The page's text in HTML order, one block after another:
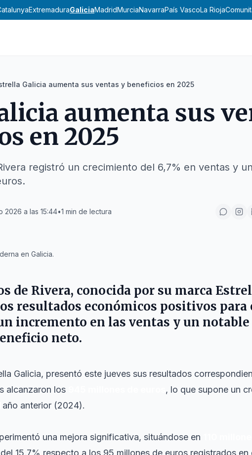
ExtremaduraGaliciaMadridMurciaNavarraPaís VascoLa Rioja
Galicia aumenta sus ventas y beneficios en 2025
aumenta sus
en 2025
registró un crecimiento del 6,7% en ventas y
2026 a las 15:44•1 min de lectura
en Galicia.
de Rivera, conocida por su marca
resultados económicos positivos para
incremento en las ventas y un notable
neto.
Galicia, presentó este jueves sus resultados
alcanzaron los
, lo que supone un
anterior (2024).
una mejora significativa, situándose en
15,7% respecto a los 95 millones de euros registrados